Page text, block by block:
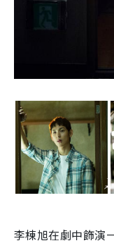
李棟旭在劇中飾演